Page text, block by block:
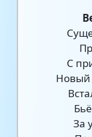
С
Новый
За